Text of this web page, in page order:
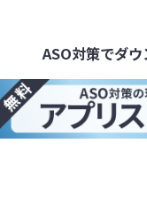
ASO対策でダ